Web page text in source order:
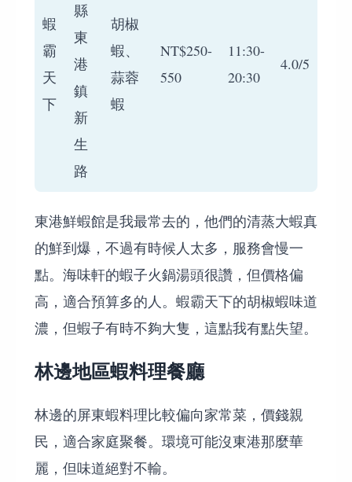
蝦
霸
天
下
縣
東
港
鎮
新
生
路
胡椒
蝦、
蒜蓉
蝦
NT$250-
550
11:30-
20:30
4.0/5
東港鮮蝦館是我最常去的，他們的清蒸大蝦真
的鮮到爆，不過有時候人太多，服務會慢一
點。海味軒的蝦子火鍋湯頭很讚，但價格偏
高，適合預算多的人。蝦霸天下的胡椒蝦味道
濃，但蝦子有時不夠大隻，這點我有點失望。
林邊地區蝦料理餐廳
林邊的屏東蝦料理比較偏向家常菜，價錢親
民，適合家庭聚餐。環境可能沒東港那麼華
麗，但味道絕對不輸。